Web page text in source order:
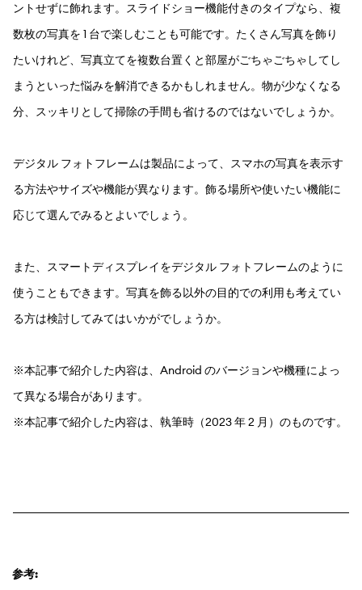
ントせずに飾れます。スライドショー機能付きのタイプなら、複
数枚の写真を 1 台で楽しむことも可能です。たくさん写真を飾り
たいけれど、写真立てを複数台置くと部屋がごちゃごちゃしてし
まうといった悩みを解消できるかもしれません。物が少なくなる
分、スッキリとして掃除の手間も省けるのではないでしょうか。
デジタル フォトフレームは製品によって、スマホの写真を表示す
る方法やサイズや機能が異なります。飾る場所や使いたい機能に
応じて選んでみるとよいでしょう。
また、スマートディスプレイをデジタル フォトフレームのように
使うこともできます。写真を飾る以外の目的での利用も考えてい
る方は検討してみてはいかがでしょうか。
※本記事で紹介した内容は、Android のバージョンや機種によっ
て異なる場合があります。
※本記事で紹介した内容は、執筆時（2023 年 2 月）のものです。
参考: